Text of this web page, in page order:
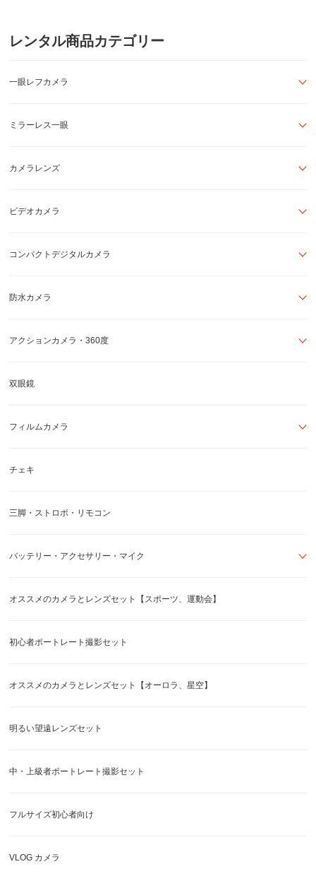
レンタル商品カテゴリー
一眼レフカメラ
ミラーレス一眼
カメラレンズ
ビデオカメラ
コンパクトデジタルカメラ
防水カメラ
アクションカメラ・360度
双眼鏡
フィルムカメラ
チェキ
三脚・ストロボ・リモコン
バッテリー・アクセサリー・マイク
オススメのカメラとレンズセット【スポーツ、運動会】
初心者ポートレート撮影セット
オススメのカメラとレンズセット【オーロラ、星空】
明るい望遠レンズセット
中・上級者ポートレート撮影セット
フルサイズ初心者向け
VLOG カメラ